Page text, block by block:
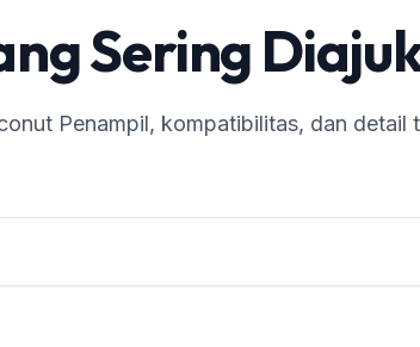
Sering
Penampil, kompatibilitas, dan detail